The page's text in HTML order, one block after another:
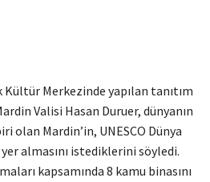
Merkezinde yapılan tanıtım
Valisi Hasan Duruer, dünyanın
olan Mardin’in, UNESCO Dünya
almasını istediklerini söyledi.
kapsamında 8 kamu binasını